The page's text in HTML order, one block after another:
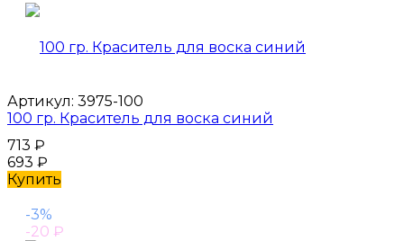
Артикул: 3975-100
100 гр. Краситель для воска синий
713 ₽
693 ₽
Купить
-3%
-20 ₽